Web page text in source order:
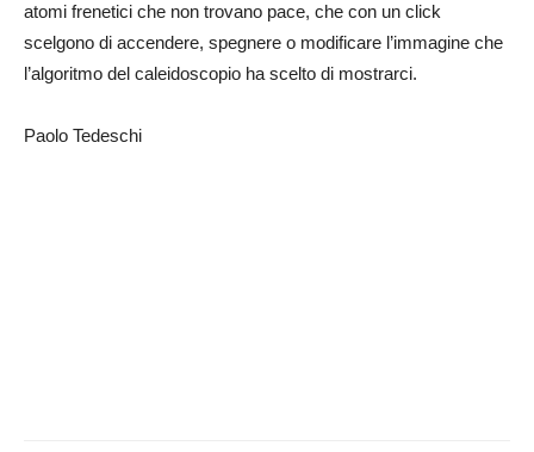
atomi frenetici che non trovano pace, che con un click
scelgono di accendere, spegnere o modificare l’immagine che
l’algoritmo del caleidoscopio ha scelto di mostrarci.
Paolo Tedeschi